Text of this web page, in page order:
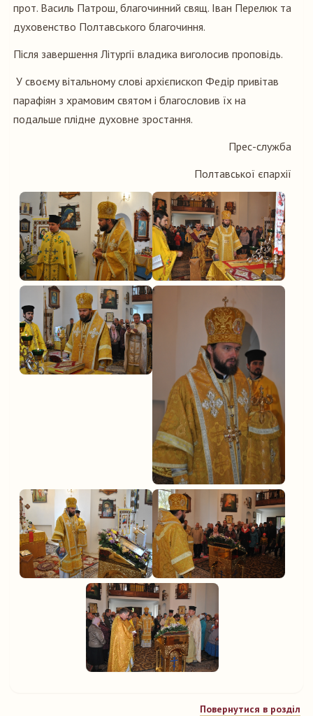
прот. Василь Патрош, благочинний свящ. Іван Перелюк та
духовенство Полтавського благочиння.
Після завершення Літургії владика виголосив проповідь.
У своєму вітальному слові архієпископ Федір привітав
парафіян з храмовим святом і благословив їх на
подальше плідне духовне зростання.
Прес-служба
Полтавської єпархії
Повернутися в розділ